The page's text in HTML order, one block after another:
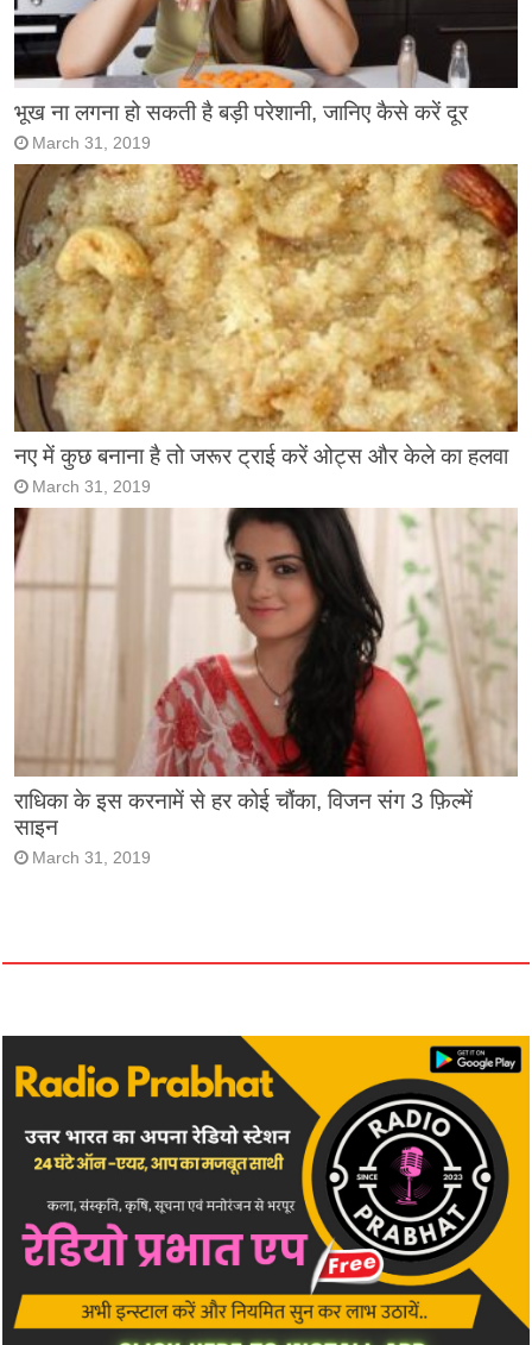
भूख ना लगना हो सकती है बड़ी परेशानी, जानिए कैसे करें दूर
March 31, 2019
नए में कुछ बनाना है तो जरूर ट्राई करें ओट्स और केले का हलवा
March 31, 2019
राधिका के इस करनामें से हर कोई चौंका, विजन संग 3 फ़िल्में
साइन
March 31, 2019